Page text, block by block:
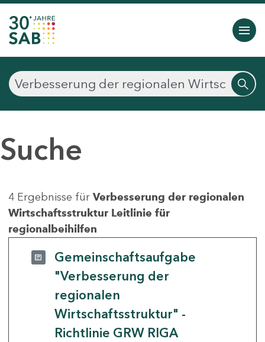
Suche
4 Ergebnisse für Verbesserung der regionalen
Wirtschaftsstruktur Leitlinie für
regionalbeihilfen
Gemeinschaftsaufgabe
"Verbesserung der
regionalen
Wirtschaftsstruktur" -
Richtlinie GRW RIGA